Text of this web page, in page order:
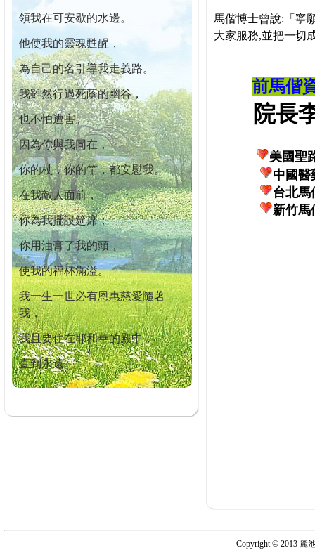
領我在可安歇的水邊。
他使我的靈魂甦醒，
為自己的名引導我走義路。
我雖然行過死蔭的幽谷，
也不怕遭害。
因為你與我同在，
你的杖，你的竿，都安慰我。
在我敵人面前，
你為我擺設筵席；
你用油膏了我的頭，
使我的福杯滿溢。
我一生一世必有恩惠慈愛隨著
我，
我且要住在耶和華的殿中，
直到永遠。
馬偕博士曾說:「寧
大家服務,並把一切
前馬偕
院長李
美國聖
中國醫
台北馬
新竹馬
Copyright © 2013 麗